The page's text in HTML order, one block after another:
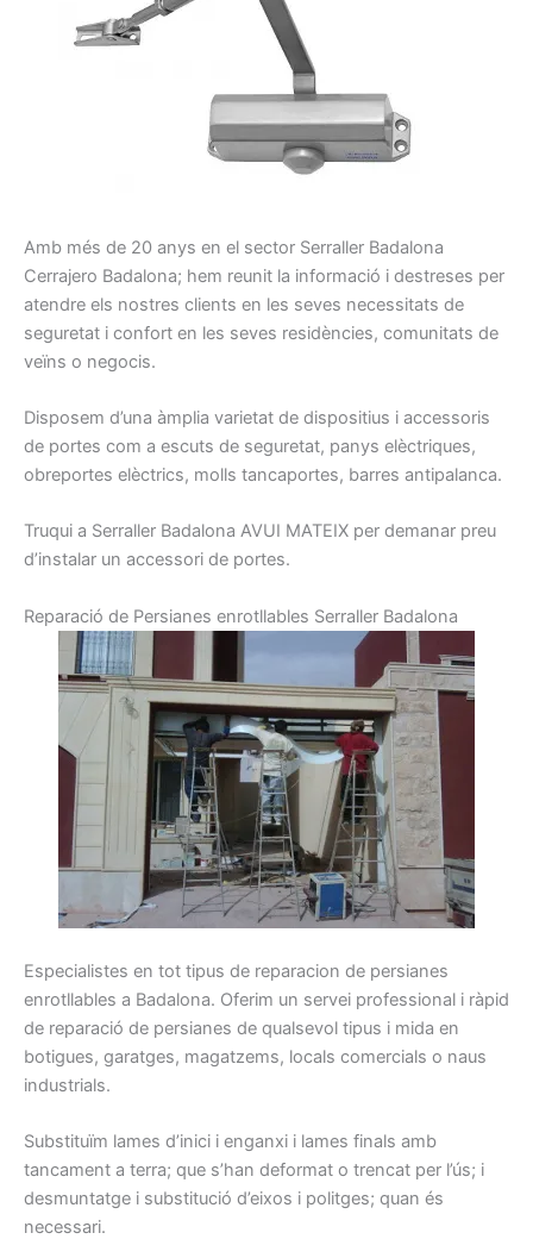
Amb més de 20 anys en el sector Serraller Badalona
Cerrajero Badalona; hem reunit la informació i destreses per
atendre els nostres clients en les seves necessitats de
seguretat i confort en les seves residències, comunitats de
veïns o negocis.
Disposem d’una àmplia varietat de dispositius i accessoris
de portes com a escuts de seguretat, panys elèctriques,
obreportes elèctrics, molls tancaportes, barres antipalanca.
Truqui a Serraller Badalona AVUI MATEIX per demanar preu
d’instalar un accessori de portes.
Reparació de Persianes enrotllables Serraller Badalona
Especialistes en tot tipus de reparacion de persianes
enrotllables a Badalona. Oferim un servei professional i ràpid
de reparació de persianes de qualsevol tipus i mida en
botigues, garatges, magatzems, locals comercials o naus
industrials.
Substituïm lames d’inici i enganxi i lames finals amb
tancament a terra; que s’han deformat o trencat per l’ús; i
desmuntatge i substitució d’eixos i politges; quan és
necessari.